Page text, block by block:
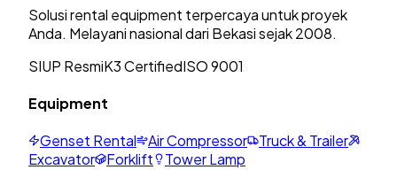
Solusi rental equipment terpercaya untuk proyek
Anda. Melayani nasional dari Bekasi sejak 2008.
SIUP ResmiK3 CertifiedISO 9001
Equipment
Genset Rental Air Compressor
Truck & Trailer
Excavator
Forklift Tower Lamp